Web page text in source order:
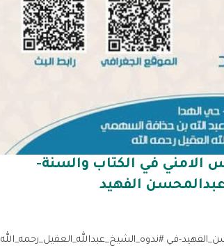
الامني في الكتاب والسنة-
الفهيد
في #ندوه_الشيخ_عبدالله_العقيل_رحمه_الله